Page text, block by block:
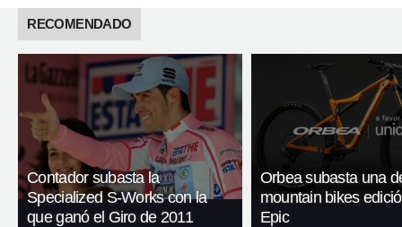
RECOMENDADO
Contador subasta la
Specialized S-Works con la
que ganó el Giro de 2011
Orbea subasta una
mountain bikes
Epic